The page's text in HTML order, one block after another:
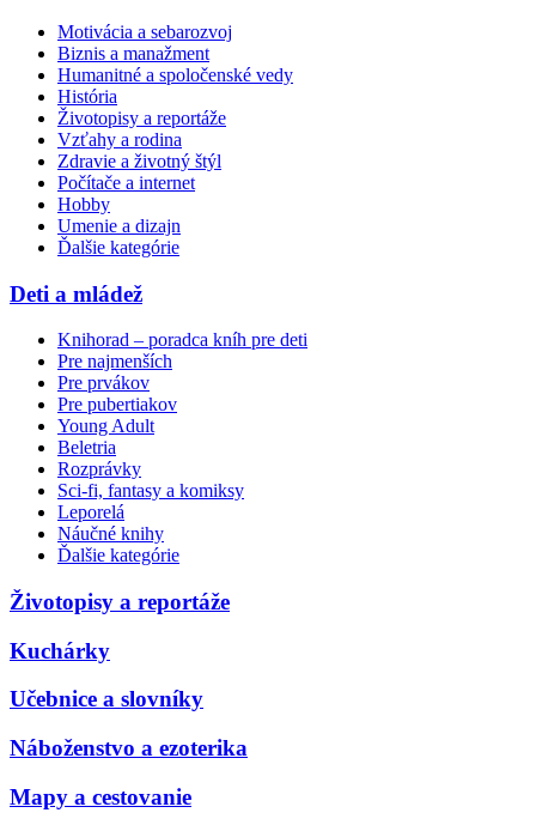
Motivácia a sebarozvoj
Biznis a manažment
Humanitné a spoločenské vedy
História
Životopisy a reportáže
Vzťahy a rodina
Zdravie a životný štýl
Počítače a internet
Hobby
Umenie a dizajn
Ďalšie kategórie
Deti a mládež
Knihorad – poradca kníh pre deti
Pre najmenších
Pre prvákov
Pre pubertiakov
Young Adult
Beletria
Rozprávky
Sci-fi, fantasy a komiksy
Leporelá
Náučné knihy
Ďalšie kategórie
Životopisy a reportáže
Kuchárky
Učebnice a slovníky
Náboženstvo a ezoterika
Mapy a cestovanie